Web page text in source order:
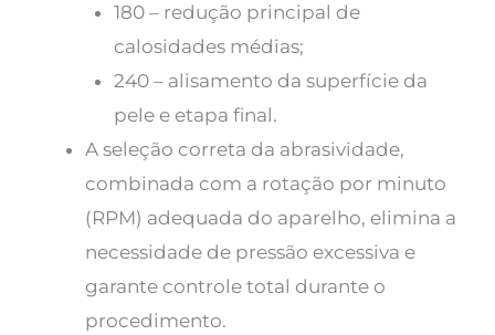
180 – redução principal de
calosidades médias;
240 – alisamento da superfície da
pele e etapa final.
A seleção correta da abrasividade,
combinada com a rotação por minuto
(RPM) adequada do aparelho, elimina a
necessidade de pressão excessiva e
garante controle total durante o
procedimento.